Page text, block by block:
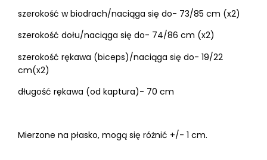
szerokość w biodrach/naciąga się do- 73/85 cm (x2)
szerokość dołu/naciąga się do- 74/86 cm (x2)
szerokość rękawa (biceps)/naciąga się do- 19/22
cm(x2)
długość rękawa (od kaptura)- 70 cm
Mierzone na płasko, mogą się różnić +/- 1 cm.